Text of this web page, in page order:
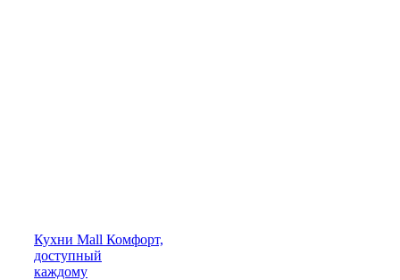
Кухни Mall Комфорт,
доступный
каждому